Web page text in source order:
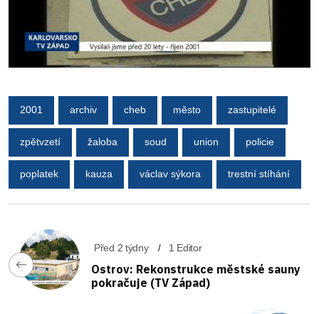
2001 archiv cheb město zastupitelé
zpětvzetí žaloba soud union policie
poplatek kauza václav sýkora trestní stíhání
Před 2 týdny 1 Editor
Ostrov: Rekonstrukce městské sauny
pokračuje (TV Západ)